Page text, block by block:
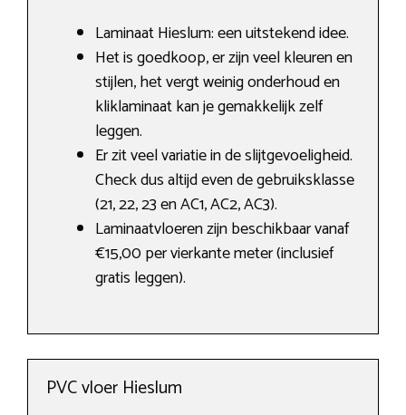
Laminaat Hieslum: een uitstekend idee.
Het is goedkoop, er zijn veel kleuren en
stijlen, het vergt weinig onderhoud en
kliklaminaat kan je gemakkelijk zelf
leggen.
Er zit veel variatie in de slijtgevoeligheid.
Check dus altijd even de gebruiksklasse
(21, 22, 23 en AC1, AC2, AC3).
Laminaatvloeren zijn beschikbaar vanaf
€15,00 per vierkante meter (inclusief
gratis leggen).
PVC vloer Hieslum